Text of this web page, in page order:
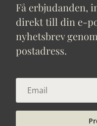
Få erbjudanden,
direkt till din e-
nyhetsbrev
postadress.